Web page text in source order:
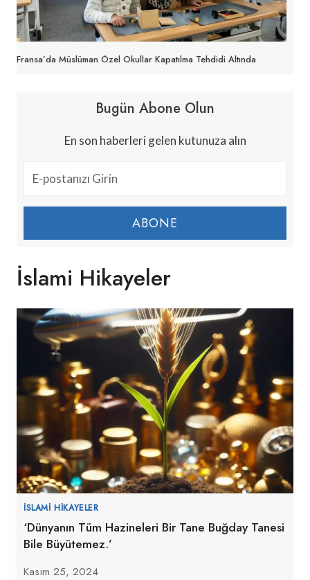
Fransa’da Müslüman Özel Okullar Kapatılma Tehdidi Altında
Bugün Abone Olun
En son haberleri gelen kutunuza alın
ABONE
İslami Hikayeler
İSLAMI HIKAYELER
‘Dünyanın Tüm Hazineleri Bir Tane Buğday Tanesi
Bile Büyütemez.’
Kasım 25, 2024